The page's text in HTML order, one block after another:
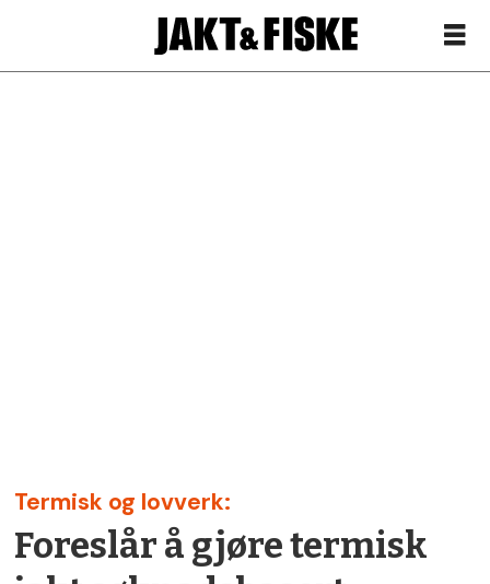
Termisk og lovverk:
Foreslår å gjøre termisk